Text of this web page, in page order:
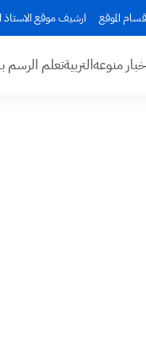
الموقع ارشيف موقع
منوعهالتربيةتعلم الرسم